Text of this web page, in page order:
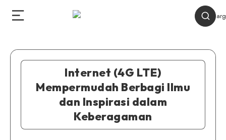
Internet (4G LTE)
Mempermudah Berbagi Ilmu
dan Inspirasi dalam
Keberagaman